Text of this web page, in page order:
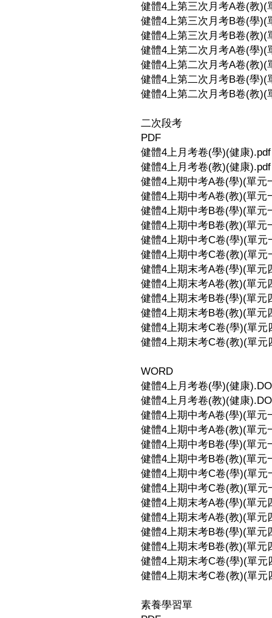
健體4上第三次月考A卷(教)(
健體4上第三次月考B卷(學)(
健體4上第三次月考B卷(教)(
健體4上第二次月考A卷(學)(
健體4上第二次月考A卷(教)(
健體4上第二次月考B卷(學)(
健體4上第二次月考B卷(教)(
二次段考
PDF
健體4上月考卷(學)(健康).pdf
健體4上月考卷(教)(健康).pdf
健體4上期中考A卷(學)(單元
健體4上期中考A卷(教)(單元
健體4上期中考B卷(學)(單元
健體4上期中考B卷(教)(單元
健體4上期中考C卷(學)(單元
健體4上期中考C卷(教)(單元
健體4上期末考A卷(學)(單元
健體4上期末考A卷(教)(單元
健體4上期末考B卷(學)(單元
健體4上期末考B卷(教)(單元
健體4上期末考C卷(學)(單元
健體4上期末考C卷(教)(單元
WORD
健體4上月考卷(學)(健康
健體4上月考卷(教)(健康
健體4上期中考A卷(學)(單元
健體4上期中考A卷(教)(單元
健體4上期中考B卷(學)(單元
健體4上期中考B卷(教)(單元
健體4上期中考C卷(學)(單元
健體4上期中考C卷(教)(單元
健體4上期末考A卷(學)(單元
健體4上期末考A卷(教)(單元
健體4上期末考B卷(學)(單元
健體4上期末考B卷(教)(單元
健體4上期末考C卷(學)(單元
健體4上期末考C卷(教)(單元
素養學習單